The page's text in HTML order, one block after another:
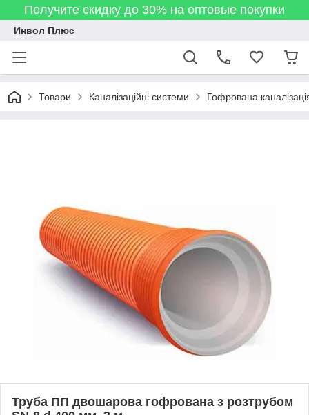
Получите скидку до 30% на оптовые покупки
Инвол Плюс
Товари Каналізаційні системи Гофрована
Труба ПП двошарова гофрована з розтрубом